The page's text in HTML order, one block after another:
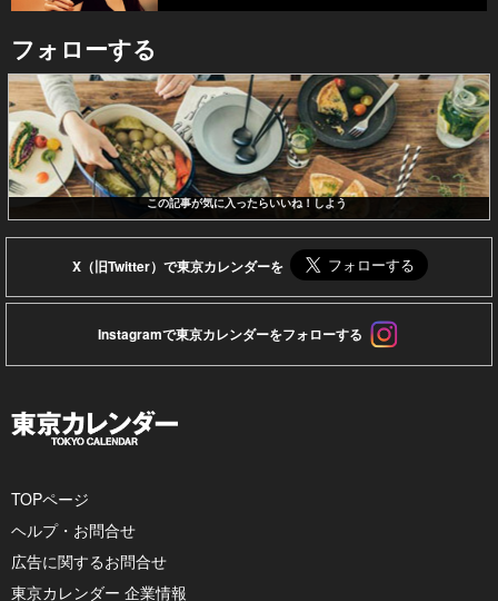
フォローする
この記事が気に入ったらいいね！しよう
X（旧Twitter）で東京カレンダーを
Instagramで東京カレンダーをフォローする
TOPページ
ヘルプ・お問合せ
広告に関するお問合せ
東京カレンダー 企業情報